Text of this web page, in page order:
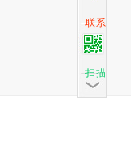
联系
扫描